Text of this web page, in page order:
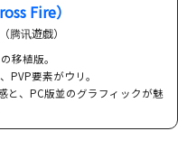
Fire）
腾讯遊戯）
移植版。
PVP要素がウリ。
と、PC版並のグラフィックが魅